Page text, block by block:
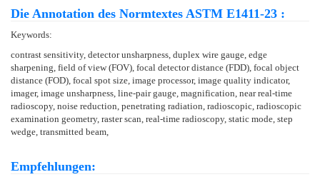
Die Annotation des Normtextes ASTM E1411-23 :
Keywords:
contrast sensitivity, detector unsharpness, duplex wire gauge, edge
sharpening, field of view (FOV), focal detector distance (FDD), focal object
distance (FOD), focal spot size, image processor, image quality indicator,
imager, image unsharpness, line-pair gauge, magnification, near real-time
radioscopy, noise reduction, penetrating radiation, radioscopic, radioscopic
examination geometry, raster scan, real-time radioscopy, static mode, step
wedge, transmitted beam,
Empfehlungen: